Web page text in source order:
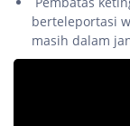
berteleportasi
masih dalam